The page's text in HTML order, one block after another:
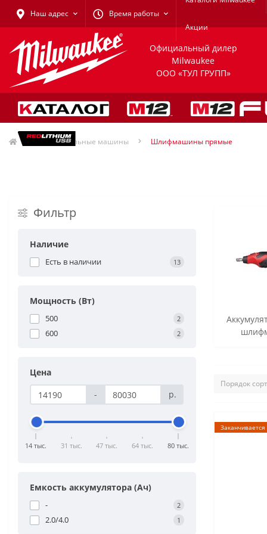
Наш адрес Время работы
Акции
Официальный дилер
Milwaukee
ООО «ТУЛ ГРУПП»
Шлифовальные машины Шлифмашины прямые
Фильтр
Наличие
Есть в наличии 13
Мощность (Вт)
500 2
600 2
Цена
-
р.
14 тыс. 31 тыс. 47 тыс. 64 тыс. 80 тыс.
Емкость аккумулятора (Ач)
- 2
2.0/4.0 1
Заканчивается